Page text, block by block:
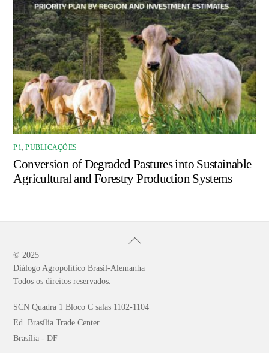
P1,PUBLICAÇÕES
Conversion of Degraded Pastures into Sustainable
Agricultural and Forestry Production Systems
Back
Top
© 2025
Diálogo Agropolítico Brasil-Alemanha
Todos os direitos reservados.
SCN Quadra 1 Bloco C salas 1102-1104
Ed. Brasília Trade Center
Brasília - DF